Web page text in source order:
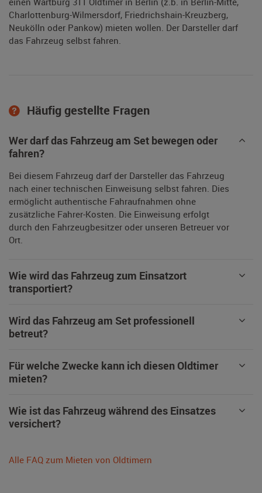
Charlottenburg-Wilmersdorf, Friedrichshain-Kreuzberg,
Neukölln oder Pankow) mieten wollen. Der Darsteller darf
das Fahrzeug selbst fahren.
Häufig gestellte Fragen
Wer darf das Fahrzeug am Set bewegen oder
fahren?
Bei diesem Fahrzeug darf der Darsteller das Fahrzeug
nach einer technischen Einweisung selbst fahren. Dies
ermöglicht authentische Fahraufnahmen ohne
zusätzliche Fahrer-Kosten. Die Einweisung erfolgt
durch den Fahrzeugbesitzer oder unseren Betreuer vor
Ort.
Wie wird das Fahrzeug zum Einsatzort
transportiert?
Wird das Fahrzeug am Set professionell
betreut?
Für welche Zwecke kann ich diesen Oldtimer
mieten?
Wie ist das Fahrzeug während des Einsatzes
versichert?
Alle FAQ zum Mieten von Oldtimern